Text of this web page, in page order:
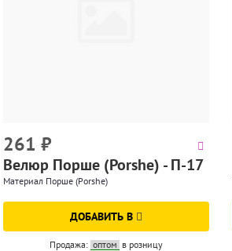
261 ₽
Велюр Порше (Porshe) - П-17
Материал Порше (Porshe)
ДОБАВИТЬ В
Продажа: оптом в розницу